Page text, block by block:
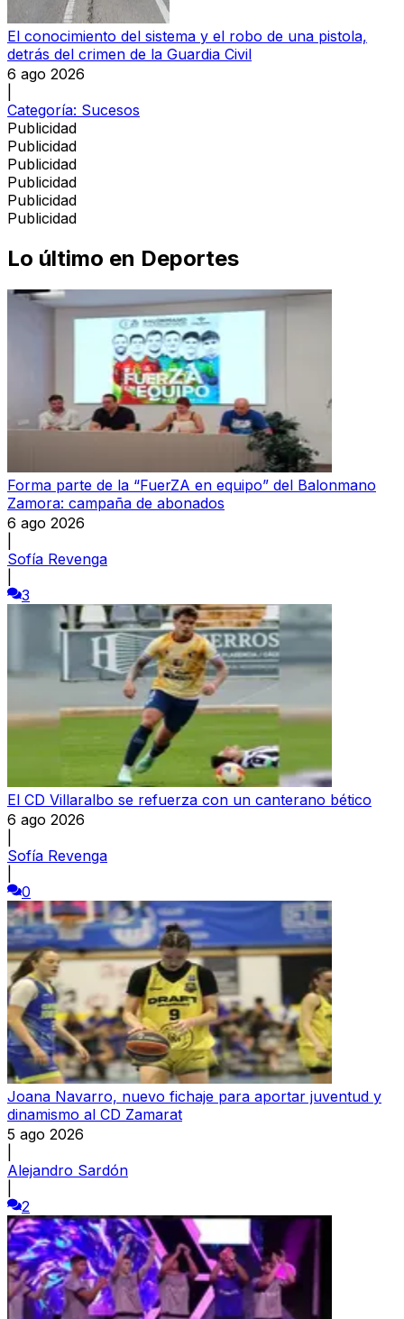
El conocimiento del sistema y el robo de una pistola,
detrás del crimen de la Guardia Civil
6 ago 2026
Categoría: Sucesos
Publicidad
Publicidad
Publicidad
Publicidad
Publicidad
Publicidad
Lo último en Deportes
Forma parte de la “FuerZA en equipo” del Balonmano
Zamora: campaña de abonados
6 ago 2026
Sofía Revenga
3
El CD Villaralbo se refuerza con un canterano bético
6 ago 2026
Sofía Revenga
0
Joana Navarro, nuevo fichaje para aportar juventud y
dinamismo al CD Zamarat
5 ago 2026
Alejandro Sardón
2